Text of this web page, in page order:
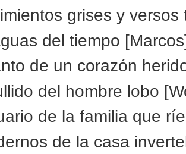
grises y
del tiempo
de un corazón
del hombre lobo
de la familia que
de la casa